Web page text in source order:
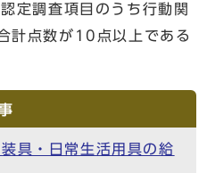
定調査項目のうち行動関
計点数が10点以上である
具・日常生活用具の給